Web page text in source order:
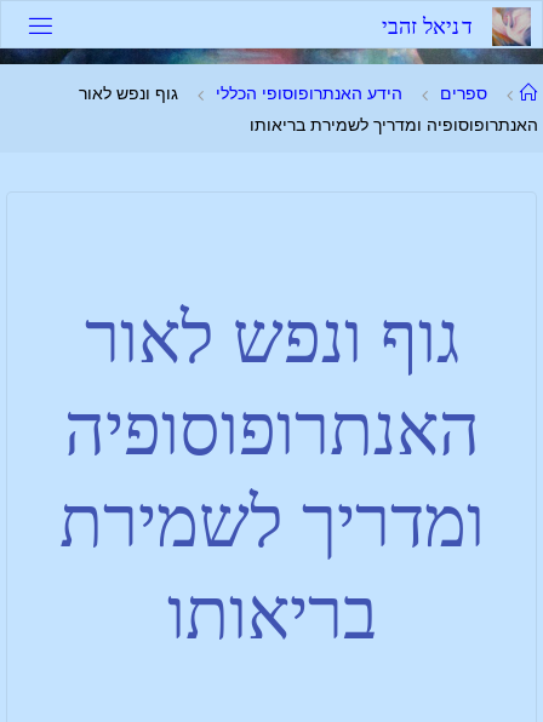
דניאל זהבי
ספרים הידע האנתרופוסופי הכללי
גוף ונפש לאור
האנתרופוסופיה ומדריך לשמירת בריאותו
גוף ונפש לאור
האנתרופוסופיה
ומדריך לשמירת
בריאותו